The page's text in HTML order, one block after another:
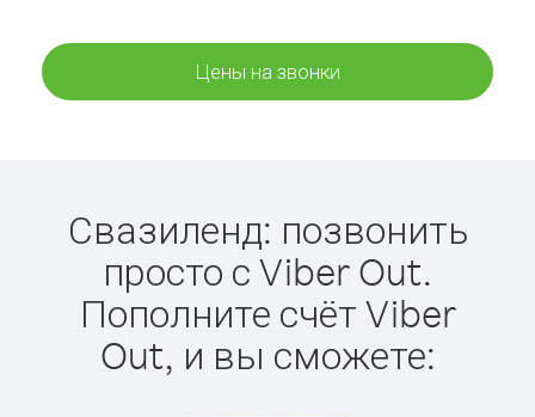
Цены на звонки
Свазиленд: позвонить
просто с Viber Out.
Пополните счёт Viber
Out, и вы сможете: